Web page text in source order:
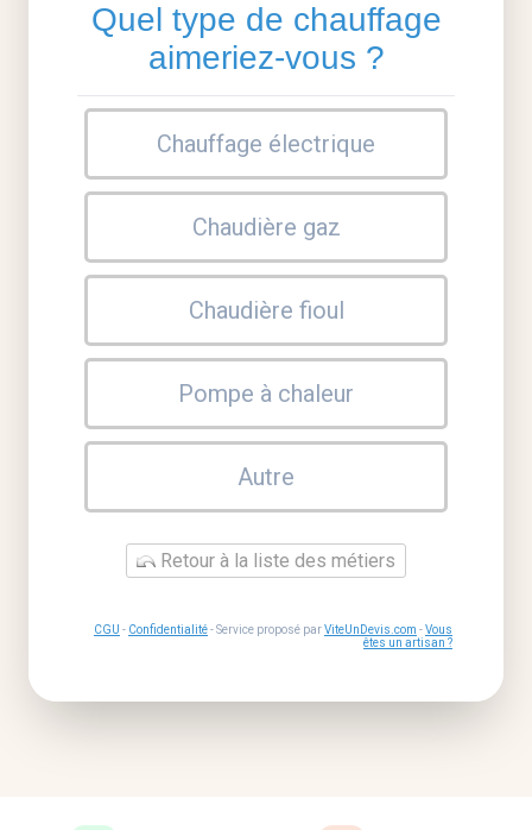
Quel type de chauffage
aimeriez-vous ?
Chauffage électrique
Chaudière gaz
Chaudière fioul
Pompe à chaleur
Autre
Retour à la liste des métiers
CGU - Confidentialité- Service proposé parViteUnDevis.com -Vous
êtes un artisan ?